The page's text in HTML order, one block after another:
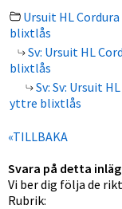
Ursuit HL
blixtlås
Sv: Ursuit HL
blixtlås
Sv: Sv: Ursuit
yttre blixtlås
«TILLBAKA
Svara på detta
Vi ber dig följa de
Rubrik: